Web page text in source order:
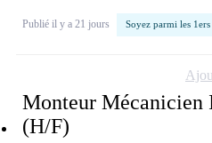
Publié il y a 21 jours Soyez parmi les
Monteur Mécanicien
(H/F)